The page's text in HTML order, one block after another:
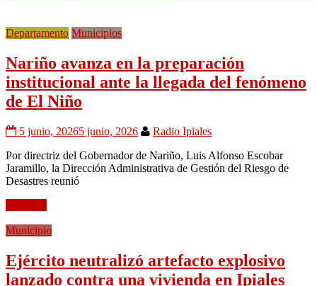
Departamento Municipios
Nariño avanza en la preparación
institucional ante la llegada del fenómeno
de El Niño
5 junio, 20265 junio, 2026
Radio Ipiales
Por directriz del Gobernador de Nariño, Luis Alfonso Escobar
Jaramillo, la Dirección Administrativa de Gestión del Riesgo de
Desastres reunió
Municipio
Ejército neutralizó artefacto explosivo
lanzado contra una vivienda en Ipiales